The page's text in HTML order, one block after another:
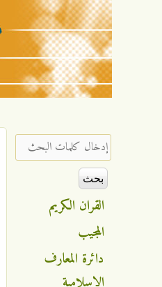
الإشعاع
الإسلامي
‏إدخال كلمات البحث ‏
القران الكريم
المجيب
دائرة المعارف